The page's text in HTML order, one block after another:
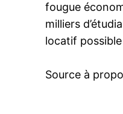
fougue
milliers
locatif possible
Source à